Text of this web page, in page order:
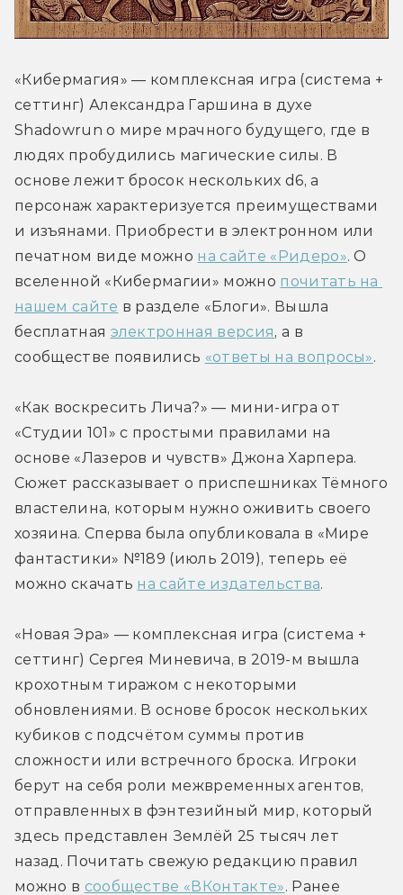
«Кибермагия» — комплексная игра (система +
сеттинг) Александра Гаршина в духе
Shadowrun о мире мрачного будущего, где в
людях пробудились магические силы. В
основе лежит бросок нескольких d6, а
персонаж характеризуется преимуществами
и изъянами. Приобрести в электронном или
печатном виде можно на сайте «Ридеро». О
вселенной «Кибермагии» можно почитать на
нашем сайте в разделе «Блоги». Вышла
бесплатная электронная версия, а в
сообществе появились «ответы на вопросы».
«Как воскресить Лича?» — мини-игра от
«Студии 101» с простыми правилами на
основе «Лазеров и чувств» Джона Харпера.
Сюжет рассказывает о приспешниках Тёмного
властелина, которым нужно оживить своего
хозяина. Сперва была опубликовала в «Мире
фантастики» №189 (июль 2019), теперь её
можно скачать на сайте издательства.
«Новая Эра» — комплексная игра (система +
сеттинг) Сергея Миневича, в 2019-м вышла
крохотным тиражом с некоторыми
обновлениями. В основе бросок нескольких
кубиков с подсчётом суммы против
сложности или встречного броска. Игроки
берут на себя роли межвременных агентов,
отправленных в фэнтезийный мир, который
здесь представлен Землёй 25 тысяч лет
назад. Почитать свежую редакцию правил
можно в сообществе «ВКонтакте». Ранее